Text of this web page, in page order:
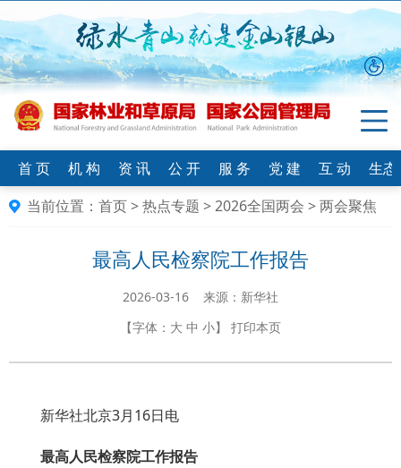
首 页 机 构 资 讯 公 开 服 务 党 建 互 动
生
当前位置： 首页>热点专题 >2026全国两会 >两会聚焦
最高人民检察院工作报告
2026-03-16 来源：新华社
【字体： 大 中 小】 打印本页
新华社北京3月16日电
最高人民检察院工作报告